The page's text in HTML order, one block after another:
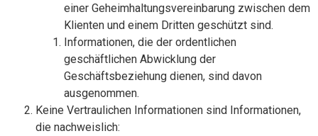
einer Geheimhaltungsvereinbarung zwischen dem
Klienten und einem Dritten geschützt sind.
Informationen, die der ordentlichen
geschäftlichen Abwicklung der
Geschäftsbeziehung dienen, sind davon
ausgenommen.
Keine Vertraulichen Informationen sind Informationen,
die nachweislich: